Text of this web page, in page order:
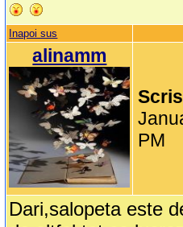
Inapoi sus
alinamm
PM
Dari,salopeta este